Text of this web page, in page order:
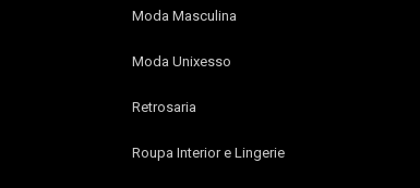
Moda Masculina
Moda Unixesso
Retrosaria
Roupa Interior e Lingerie